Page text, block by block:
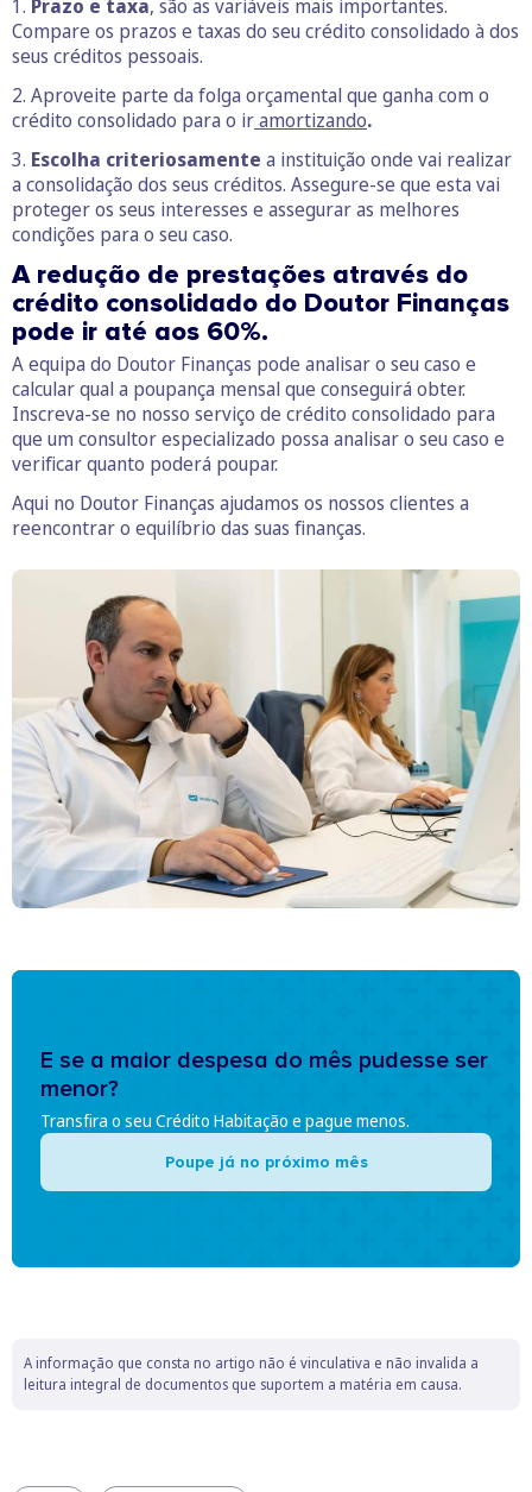
1. Prazo e taxa, são as variáveis mais importantes.
Compare os prazos e taxas do seu crédito consolidado à dos
seus créditos pessoais.
2. Aproveite parte da folga orçamental que ganha com o
crédito consolidado para o iramortizando.
3. Escolha criteriosamente a instituição onde vai realizar
a consolidação dos seus créditos. Assegure-se que esta vai
proteger os seus interesses e assegurar as melhores
condições para o seu caso.
A redução de prestações através do
crédito consolidado do Doutor Finanças
pode ir até aos 60%.
A equipa do Doutor Finanças pode analisar o seu caso e
calcular qual a poupança mensal que conseguirá obter.
Inscreva-se no nosso serviço de crédito consolidado para
que um consultor especializado possa analisar o seu caso e
verificar quanto poderá poupar.
Aqui no Doutor Finanças ajudamos os nossos clientes a
reencontrar o equilíbrio das suas finanças.
E se a maior despesa do mês pudesse ser
menor?
Transfira o seu Crédito Habitação e pague menos.
Poupe já no próximo mês
A informação que consta no artigo não é vinculativa e não invalida a
leitura integral de documentos que suportem a matéria em causa.